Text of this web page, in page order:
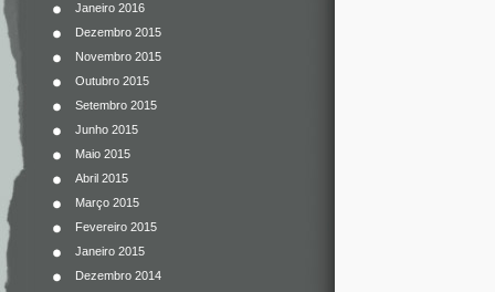
Janeiro 2016
Dezembro 2015
Novembro 2015
Outubro 2015
Setembro 2015
Junho 2015
Maio 2015
Abril 2015
Março 2015
Fevereiro 2015
Janeiro 2015
Dezembro 2014